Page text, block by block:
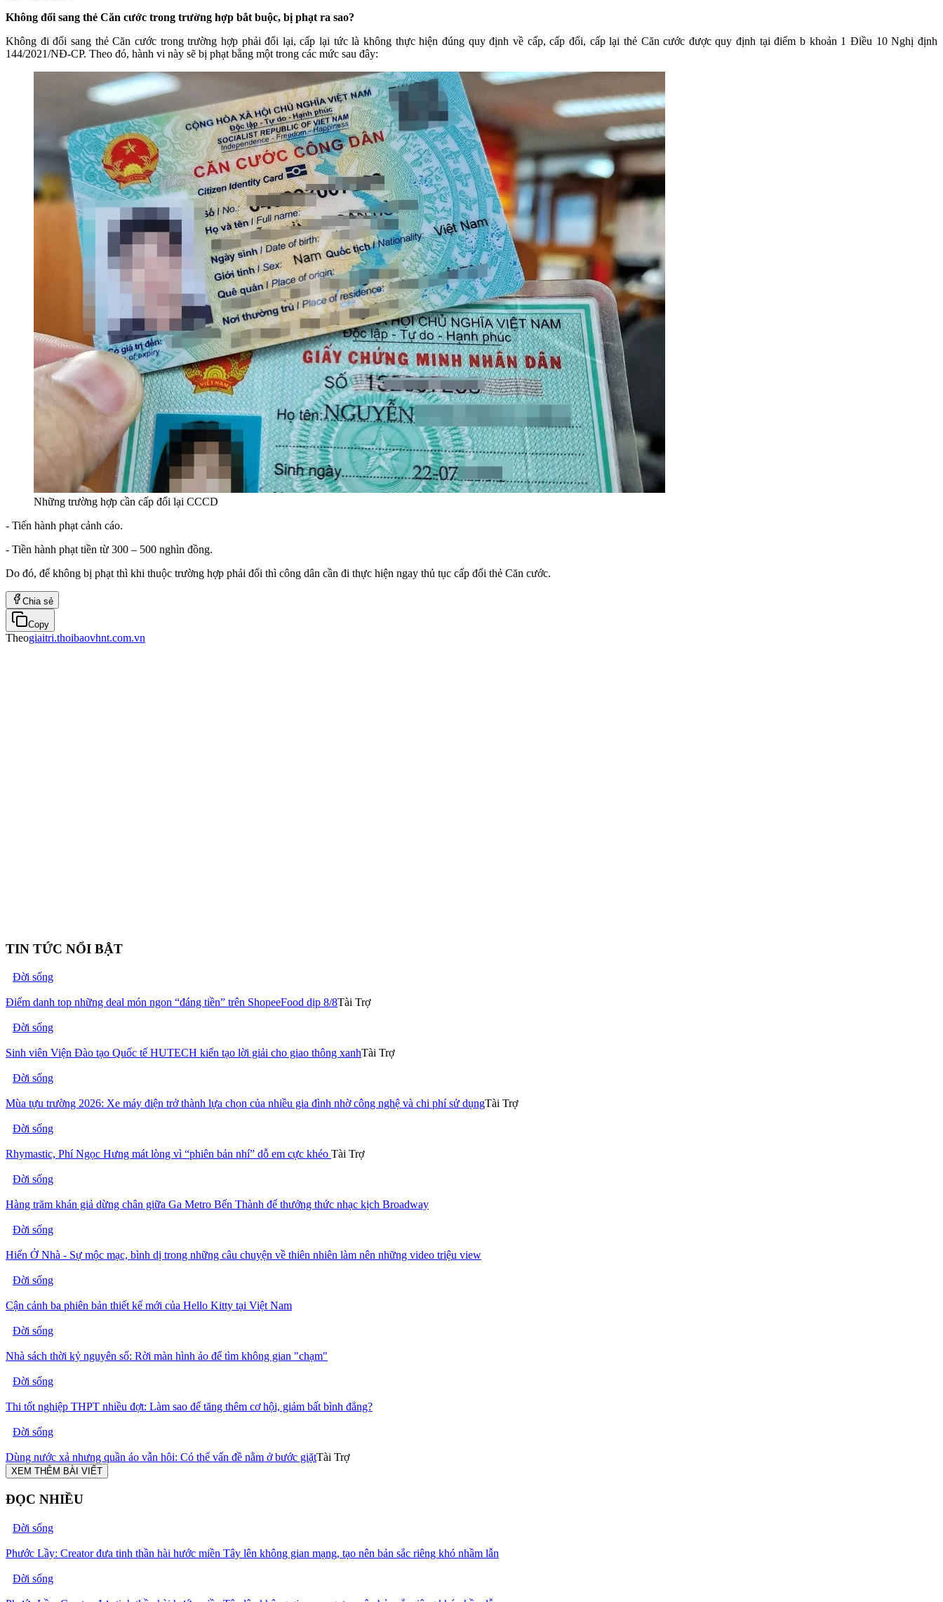
Không đổi sang thẻ Căn cước trong trường hợp bắt buộc, bị phạt ra sao?
Không đi đổi sang thẻ Căn cước trong trường hợp phải đổi lại, cấp lại tức là không thực hiện đúng quy định về cấp, cấp đổi, cấp lại thẻ Căn cước được quy định tại điểm b khoản 1 Điều 10 Nghị định
144/2021/NĐ-CP. Theo đó, hành vi này sẽ bị phạt bằng một trong các mức sau đây:
Những trường hợp cần cấp đổi lại CCCD
- Tiến hành phạt cảnh cáo.
- Tiền hành phạt tiền từ 300 – 500 nghìn đồng.
Do đó, để không bị phạt thì khi thuộc trường hợp phải đổi thì công dân cần đi thực hiện ngay thủ tục cấp đổi thẻ Căn cước.
Chia sẻ
Copy
Theogiaitri.thoibaovhnt.com.vn
TIN TỨC NỔI BẬT
Đời sống
Điểm danh top những deal món ngon “đáng tiền” trên ShopeeFood dịp 8/8Tài Trợ
Đời sống
Sinh viên Viện Đào tạo Quốc tế HUTECH kiến tạo lời giải cho giao thông xanhTài Trợ
Đời sống
Mùa tựu trường 2026: Xe máy điện trở thành lựa chọn của nhiều gia đình nhờ công nghệ và chi phí sử dụngTài Trợ
Đời sống
Rhymastic, Phí Ngọc Hưng mát lòng vì “phiên bản nhí” dỗ em cực khéo Tài Trợ
Đời sống
Hàng trăm khán giả dừng chân giữa Ga Metro Bến Thành để thưởng thức nhạc kịch Broadway
Đời sống
Hiển Ở Nhà - Sự mộc mạc, bình dị trong những câu chuyện về thiên nhiên làm nên những video triệu view
Đời sống
Cận cảnh ba phiên bản thiết kế mới của Hello Kitty tại Việt Nam
Đời sống
Nhà sách thời kỷ nguyên số: Rời màn hình ảo để tìm không gian "chạm"
Đời sống
Thi tốt nghiệp THPT nhiều đợt: Làm sao để tăng thêm cơ hội, giảm bất bình đẳng?
Đời sống
Dùng nước xả nhưng quần áo vẫn hôi: Có thể vấn đề nằm ở bước giặtTài Trợ
XEM THÊM BÀI VIẾT
ĐỌC NHIỀU
Đời sống
Phước Lầy: Creator đưa tinh thần hài hước miền Tây lên không gian mạng, tạo nên bản sắc riêng khó nhầm lẫn
Đời sống